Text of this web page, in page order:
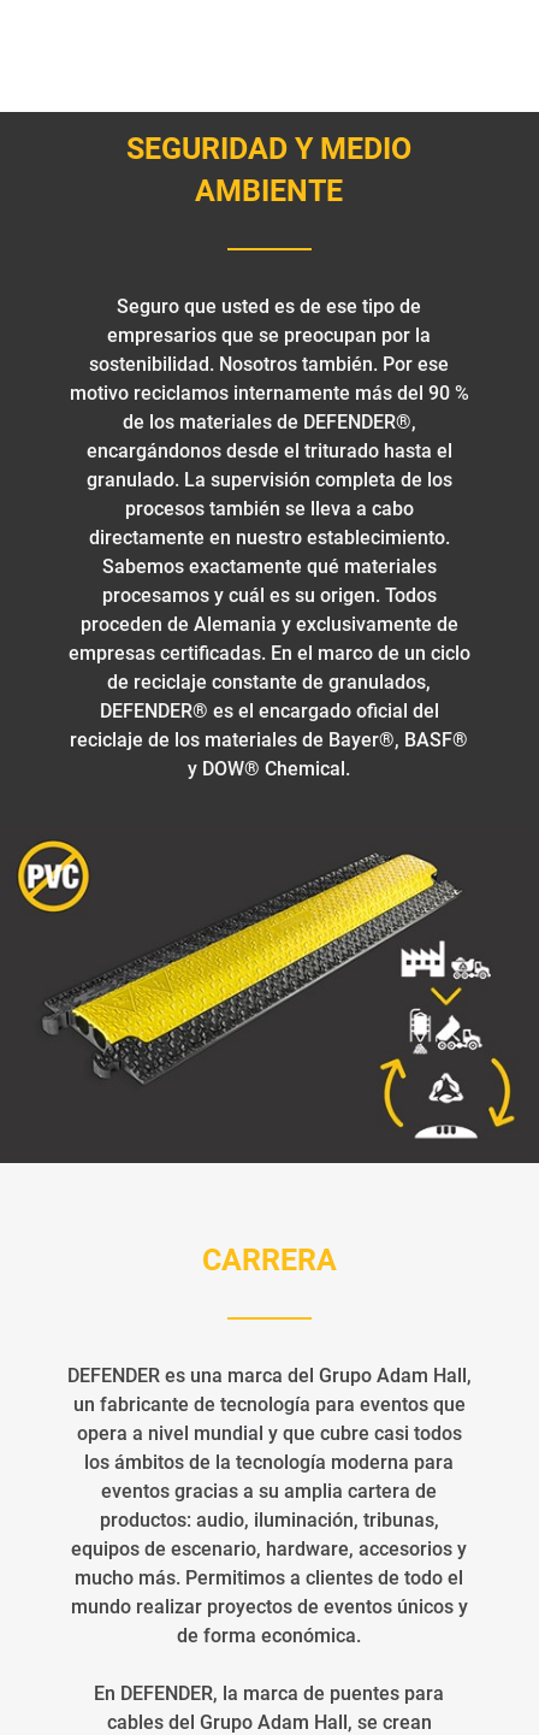
SEGURIDAD Y MEDIO
AMBIENTE
Seguro que usted es de ese tipo de
empresarios que se preocupan por la
sostenibilidad. Nosotros también. Por ese
motivo reciclamos internamente más del 90 %
de los materiales de DEFENDER®,
encargándonos desde el triturado hasta el
granulado. La supervisión completa de los
procesos también se lleva a cabo
directamente en nuestro establecimiento.
Sabemos exactamente qué materiales
procesamos y cuál es su origen. Todos
proceden de Alemania y exclusivamente de
empresas certificadas. En el marco de un ciclo
de reciclaje constante de granulados,
DEFENDER® es el encargado oficial del
reciclaje de los materiales de Bayer®, BASF®
y DOW® Chemical.
CARRERA
DEFENDER es una marca del Grupo Adam Hall,
un fabricante de tecnología para eventos que
opera a nivel mundial y que cubre casi todos
los ámbitos de la tecnología moderna para
eventos gracias a su amplia cartera de
productos: audio, iluminación, tribunas,
equipos de escenario, hardware, accesorios y
mucho más. Permitimos a clientes de todo el
mundo realizar proyectos de eventos únicos y
de forma económica.
En DEFENDER, la marca de puentes para
cables del Grupo Adam Hall, se crean